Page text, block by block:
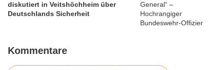
diskutiert in Veitshöchheim über
Deutschlands Sicherheit
Kommentare